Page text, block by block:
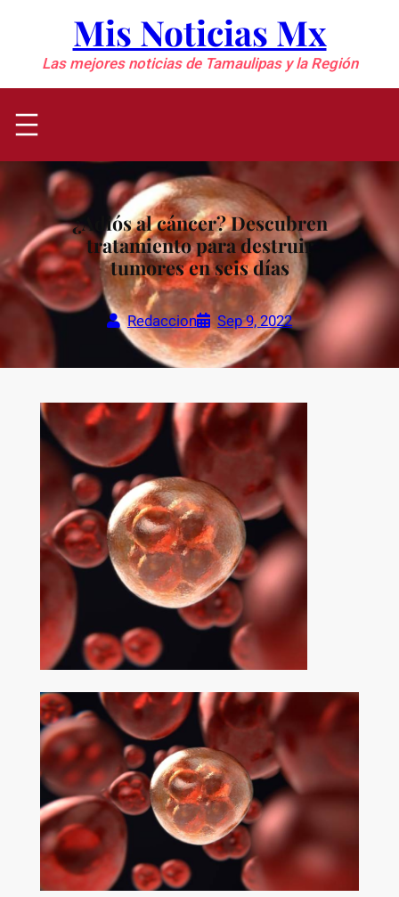
contenido
Mis Noticias Mx
Las mejores noticias de Tamaulipas y la Región
¿Adiós al cáncer? Descubren
tratamiento para destruir
tumores en seis días
Redaccion Sep 9, 2022